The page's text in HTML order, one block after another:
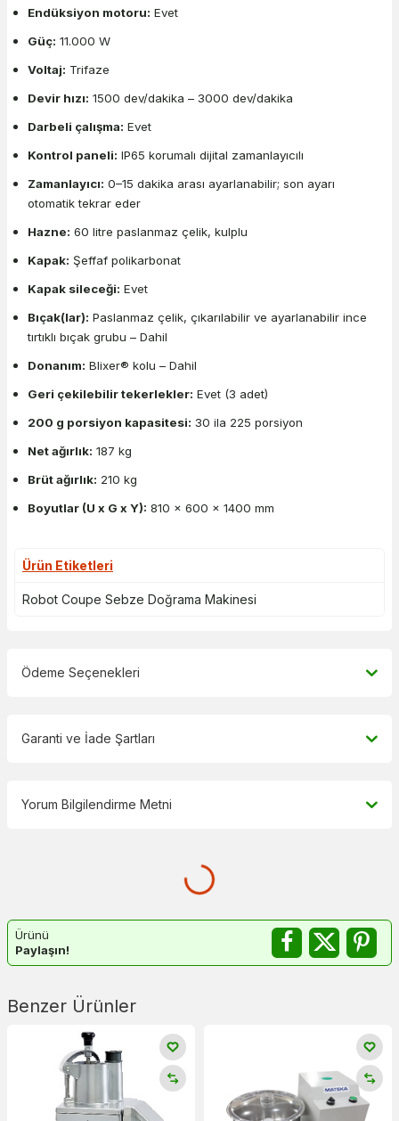
Endüksiyon motoru: Evet
Güç: 11.000 W
Voltaj: Trifaze
Devir hızı: 1500 dev/dakika – 3000 dev/dakika
Darbeli çalışma: Evet
Kontrol paneli: IP65 korumalı dijital zamanlayıcılı
Zamanlayıcı: 0–15 dakika arası ayarlanabilir; son ayarı
otomatik tekrar eder
Hazne: 60 litre paslanmaz çelik, kulplu
Kapak: Şeffaf polikarbonat
Kapak sileceği: Evet
Bıçak(lar): Paslanmaz çelik, çıkarılabilir ve ayarlanabilir ince
tırtıklı bıçak grubu – Dahil
Donanım: Blixer® kolu – Dahil
Geri çekilebilir tekerlekler: Evet (3 adet)
200 g porsiyon kapasitesi: 30 ila 225 porsiyon
Net ağırlık: 187 kg
Brüt ağırlık: 210 kg
Boyutlar (U x G x Y): 810 x 600 x 1400 mm
Ürün Etiketleri
Robot Coupe Sebze Doğrama Makinesi
Ödeme Seçenekleri
Garanti ve İade Şartları
Yorum Bilgilendirme Metni
Ürünü
Paylaşın!
Benzer Ürünler